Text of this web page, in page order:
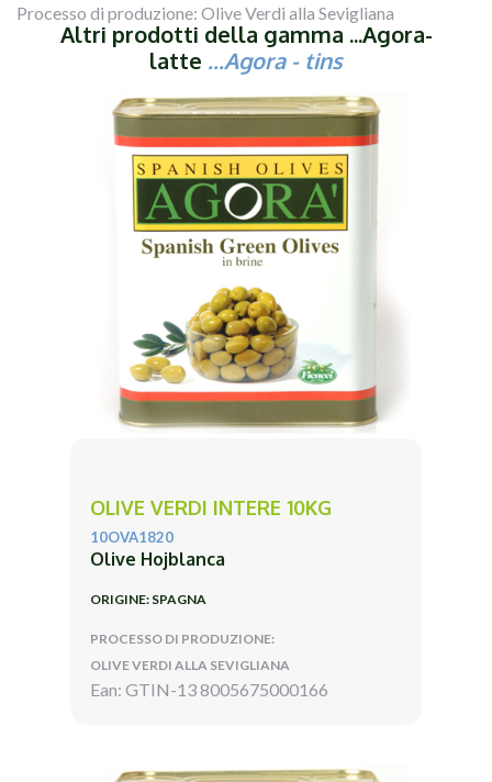
Processo di produzione: Olive Verdi alla Sevigliana
Altri prodotti della gamma ...Agora-
latte ...Agora - tins
OLIVE VERDI INTERE 10KG
10OVA1820
Olive Hojblanca
ORIGINE: SPAGNA
PROCESSO DI PRODUZIONE:
OLIVE VERDI ALLA SEVIGLIANA
Ean: GTIN-13 8005675000166